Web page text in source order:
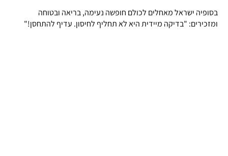
בסופיה ישראל מאחלים לכולם חופשה נעימה, בריאה ובטוחה
ומזכירים: "בדיקה מיידית היא לא תחליף לחיסון. עדיף להתחסן!"